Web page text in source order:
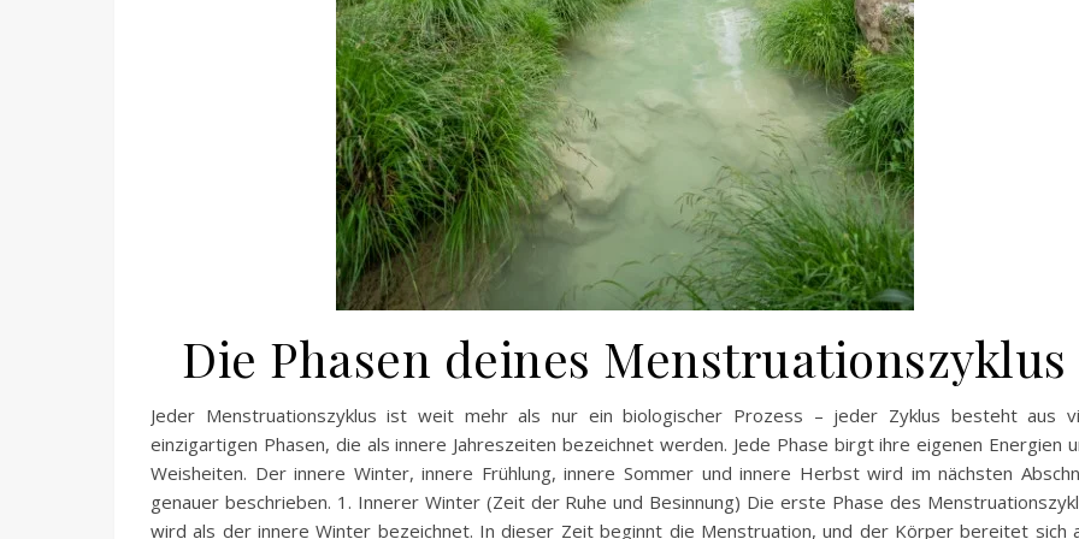
Die Phasen deines Menstruationszyklus
Jeder Menstruationszyklus ist weit mehr als nur ein biologischer Prozess – jeder Zyklus besteht aus
einzigartigen Phasen, die als innere Jahreszeiten bezeichnet werden. Jede Phase birgt ihre eigenen Energien
Weisheiten. Der innere Winter, innere Frühlung, innere Sommer und innere Herbst wird im nächsten
genauer beschrieben. 1. Innerer Winter (Zeit der Ruhe und Besinnung) Die erste Phase des
wird als der innere Winter bezeichnet. In dieser Zeit beginnt die Menstruation, und der Körper bereitet sich